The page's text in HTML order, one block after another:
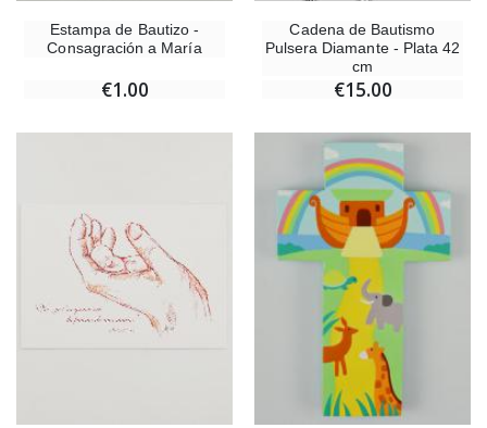
Estampa de Bautizo -
Consagración a María
€1.00
Cadena de Bautismo
Pulsera Diamante - Plata 42
cm
€15.00